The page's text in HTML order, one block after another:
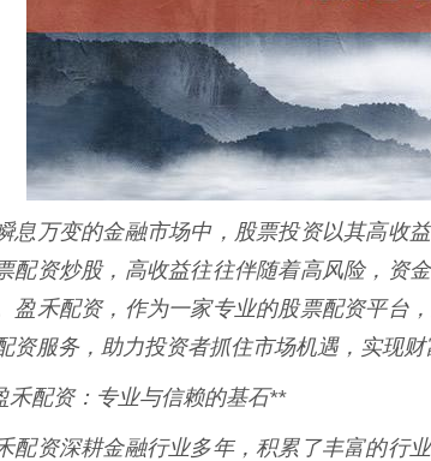
息万变的金融市场中，股票投资以其高收
配资炒股，高收益往往伴随着高风险，资
盈禾配资，作为一家专业的股票配资平台
资服务，助力投资者抓住市场机遇，实现财
禾配资：专业与信赖的基石**
配资深耕金融行业多年，积累了丰富的行